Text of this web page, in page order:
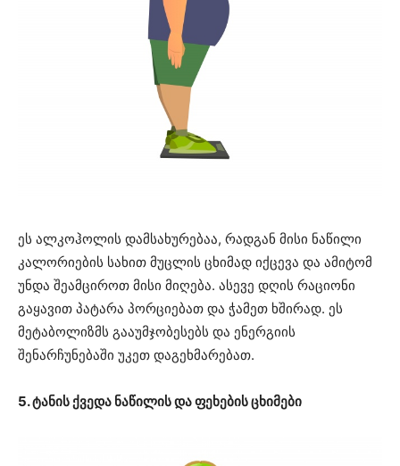
ეს ალკოჰოლის დამსახურებაა, რადგან მისი ნაწილი
კალორიების სახით მუცლის ცხიმად იქცევა და ამიტომ
უნდა შეამციროთ მისი მიღება. ასევე დღის რაციონი
გაყავით პატარა პორციებათ და ჭამეთ ხშირად. ეს
მეტაბოლიზმს გააუმჯობესებს და ენერგიის
შენარჩუნებაში უკეთ დაგეხმარებათ.
5. ტანის ქვედა ნაწილის და ფეხების ცხიმები